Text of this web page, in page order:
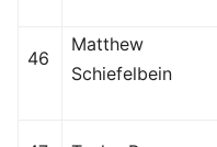
46
Matthew
Schiefelbein